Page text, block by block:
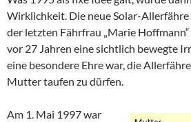
Wirklichkeit. Die neue Solar-
der letzten Fährfrau „Marie
vor 27 Jahren eine sichtlich bewegte
eine besondere Ehre war, die
Mutter taufen zu dürfen.
Am 1. Mai 1997 war